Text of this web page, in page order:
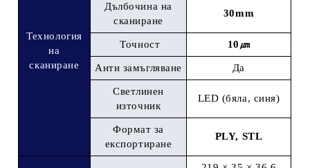
Технология
на
сканиране
Дълбочина на
сканиране
30mm
Точност 10㎛​
Анти замъгляване Да
Светлинен
източник
LED (бяла, синя)
Формат за
експортиране
PLY, STL